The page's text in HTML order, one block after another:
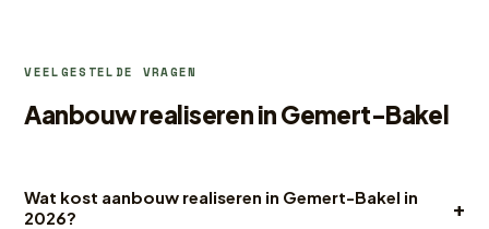
VEELGESTELDE VRAGEN
Aanbouw realiseren in Gemert-Bakel
Wat kost aanbouw realiseren in Gemert-Bakel in
2026?
+